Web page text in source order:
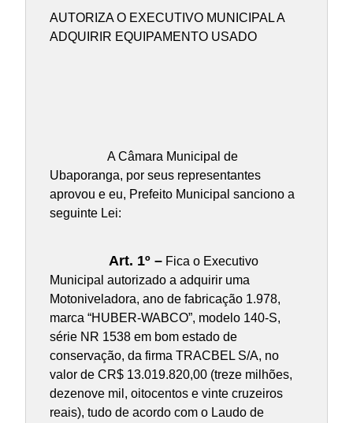
AUTORIZA O EXECUTIVO MUNICIPAL A
ADQUIRIR EQUIPAMENTO USADO
A Câmara Municipal de
Ubaporanga, por seus representantes
aprovou e eu, Prefeito Municipal sanciono a
seguinte Lei:
Art. 1º – Fica o Executivo
Municipal autorizado a adquirir uma
Motoniveladora, ano de fabricação 1.978,
marca “HUBER-WABCO”, modelo 140-S,
série NR 1538 em bom estado de
conservação, da firma TRACBEL S/A, no
valor de CR$ 13.019.820,00 (treze milhões,
dezenove mil, oitocentos e vinte cruzeiros
reais), tudo de acordo com o Laudo de